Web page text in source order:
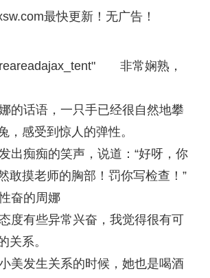
最快更新！无广告！
非常娴熟，
的话语，一只手已经很自然地攀
，感受到惊人的弹性。
出痴痴的笑声，说道：“好呀，你
敢摸老师的胸部！罚你写检查！”
奋的周娜
度有些异常兴奋，我觉得很有可
关系。
美发生关系的时候，她也是喝酒